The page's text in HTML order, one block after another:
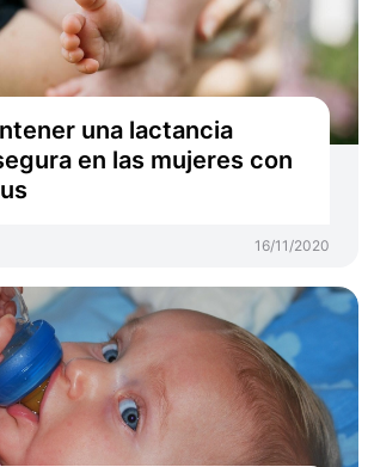
una lactancia
en las mujeres con
16/11/2020